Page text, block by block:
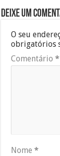
Deixe um
O seu
obrigatórios
Comentário*
Nome*